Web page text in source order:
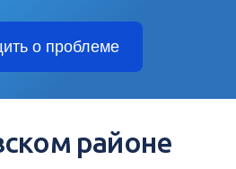
о проблеме
районе